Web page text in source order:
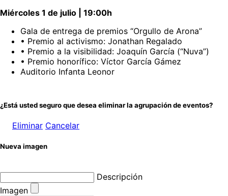
Miércoles 1 de julio | 19:00h
Gala de entrega de premios “Orgullo de Arona”
• Premio al activismo: Jonathan Regalado
• Premio a la visibilidad: Joaquín García (“Nuva”)
• Premio honorífico: Víctor García Gámez
Auditorio Infanta Leonor
¿Está usted seguro que desea eliminar la agrupación de eventos?
Eliminar Cancelar
Nueva imagen
Descripción
Imagen